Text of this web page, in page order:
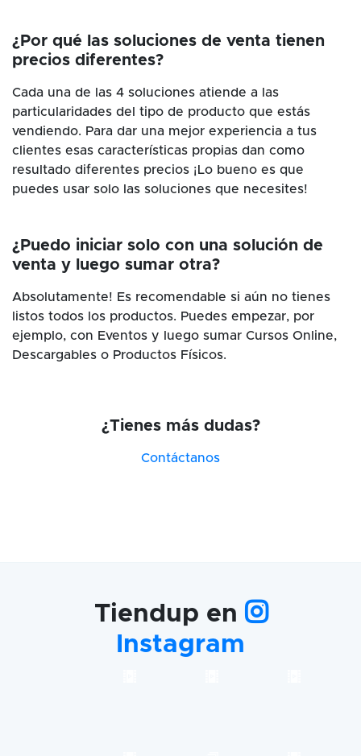
¿Por qué las soluciones de venta tienen
precios diferentes?
Cada una de las 4 soluciones atiende a las
particularidades del tipo de producto que estás
vendiendo. Para dar una mejor experiencia a tus
clientes esas características propias dan como
resultado diferentes precios ¡Lo bueno es que
puedes usar solo las soluciones que necesites!
¿Puedo iniciar solo con una solución de
venta y luego sumar otra?
Absolutamente! Es recomendable si aún no tienes
listos todos los productos. Puedes empezar, por
ejemplo, con Eventos y luego sumar Cursos Online,
Descargables o Productos Físicos.
¿Tienes más dudas?
Contáctanos
Tiendup en
Instagram